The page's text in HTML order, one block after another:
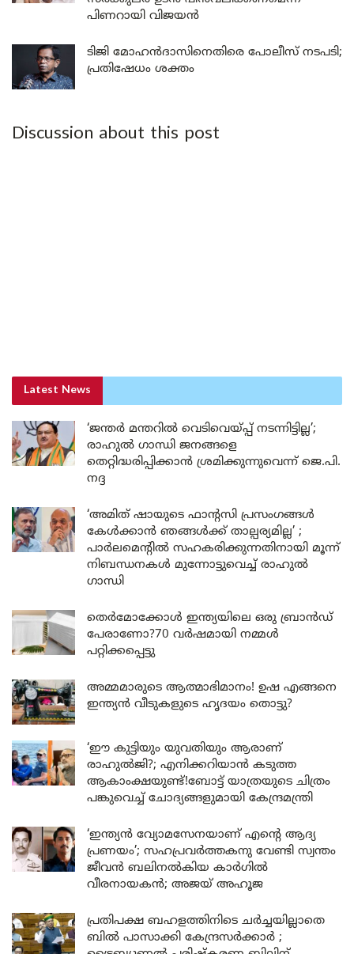
പിണറായി വിജയൻ
ടിജി മോഹൻദാസിനെതിരെ പോലീസ് നടപടി;
പ്രതിഷേധം ശക്തം
Discussion about this post
Latest News
‘ജന്തർ മന്തറിൽ വെടിവെയ്പ്പ് നടന്നിട്ടില്ല’;
രാഹുൽ ഗാന്ധി ജനങ്ങളെ
തെറ്റിദ്ധരിപ്പിക്കാൻ ശ്രമിക്കുന്നുവെന്ന് ജെ.പി.
നദ്ദ
‘അമിത് ഷായുടെ ഫാന്റസി പ്രസംഗങ്ങൾ
കേൾക്കാൻ ഞങ്ങൾക്ക് താല്പര്യമില്ല’ ;
പാർലമെന്റിൽ സഹകരിക്കുന്നതിനായി മൂന്ന്
നിബന്ധനകൾ മുന്നോട്ടുവെച്ച് രാഹുൽ
ഗാന്ധി
തെർമോക്കോൾ ഇന്ത്യയിലെ ഒരു ബ്രാൻഡ്
പേരാണോ?70 വർഷമായി നമ്മൾ
പറ്റിക്കപ്പെട്ടു
അമ്മമാരുടെ ആത്മാഭിമാനം! ഉഷ എങ്ങനെ
ഇന്ത്യൻ വീടുകളുടെ ഹൃദയം തൊട്ടു?
‘ഈ കുട്ടിയും യുവതിയും ആരാണ്
രാഹുൽജി?; എനിക്കറിയാൻ കടുത്ത
ആകാംക്ഷയുണ്ട്!ബോട്ട് യാത്രയുടെ ചിത്രം
പങ്കുവെച്ച് ചോദ്യങ്ങളുമായി കേന്ദ്രമന്ത്രി
‘ഇന്ത്യൻ വ്യോമസേനയാണ് എന്റെ ആദ്യ
പ്രണയം’; സഹപ്രവർത്തകനു വേണ്ടി സ്വന്തം
ജീവൻ ബലിനൽകിയ കാർഗിൽ
വീരനായകൻ; അജയ് അഹൂജ
പ്രതിപക്ഷ ബഹളത്തിനിടെ ചർച്ചയില്ലാതെ
ബിൽ പാസാക്കി കേന്ദ്രസർക്കാർ ;